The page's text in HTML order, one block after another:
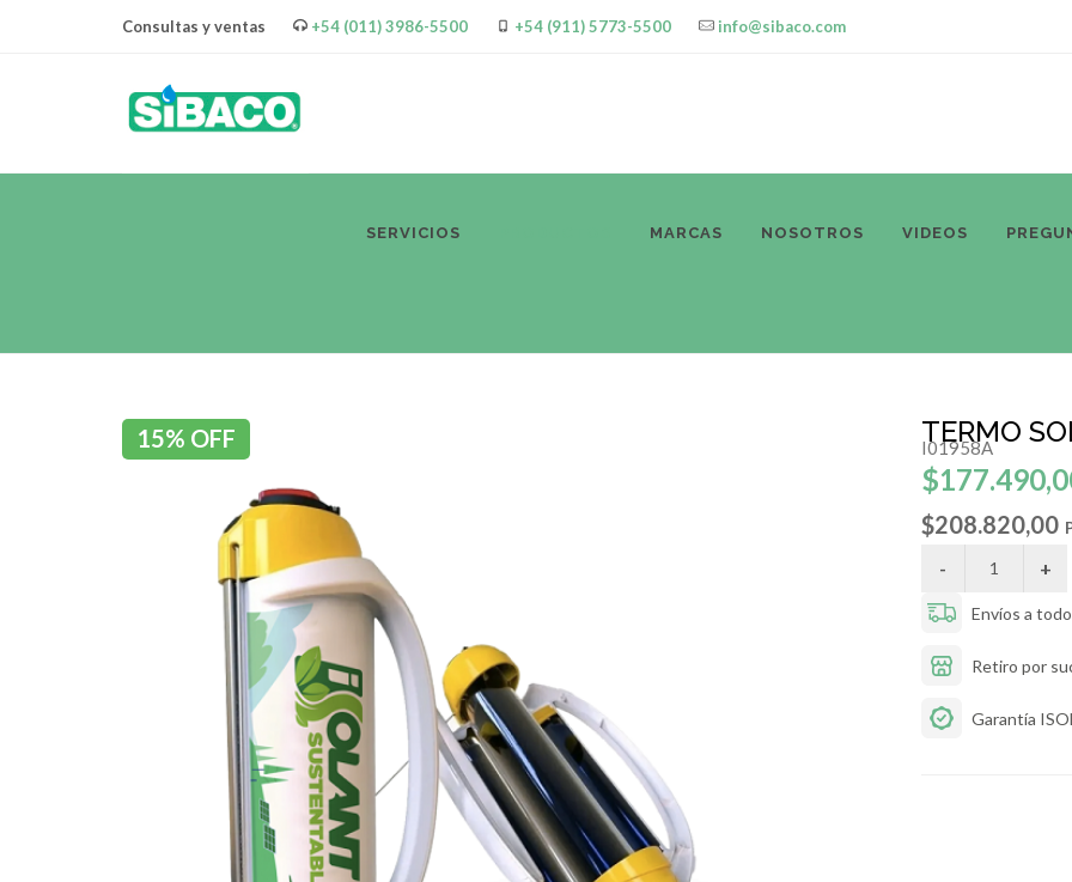
Consultas y ventas +54 (011) 3986-5500 +54 (911) 5773-5500 info@sibaco.com
SERVICIOS MARCAS NOSOTROS VIDEOS
15% OFF TERMO
I01958A
$208.820,00
Envíos a
Retiro por
Garantía